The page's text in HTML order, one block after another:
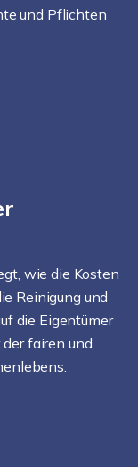
und Pflichten
wie die Kosten
Reinigung und
die Eigentümer
fairen und